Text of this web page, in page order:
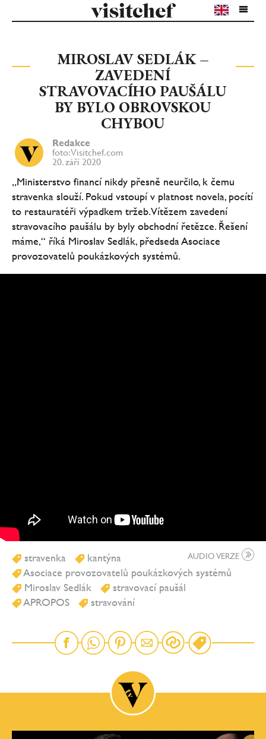
MIROSLAV SEDLÁK –
ZAVEDENÍ
STRAVOVACÍHO PAUŠÁLU
BY BYLO OBROVSKOU
CHYBOU
Redakce
foto: Visitchef.com
20. září 2020
„Ministerstvo financí nikdy přesně neurčilo, k čemu
stravenka slouží. Pokud vstoupí v platnost novela, pocítí
to restauratéři výpadkem tržeb. Vítězem zavedení
stravovacího paušálu by byly obchodní řetězce. Řešení
máme,“ říká Miroslav Sedlák, předseda Asociace
provozovatelů poukázkových systémů.
AUDIO VERZE
stravenka
kantýna
Asociace provozovatelů poukázkových systémů
Miroslav Sedlák
stravovací paušál
APROPOS
stravování